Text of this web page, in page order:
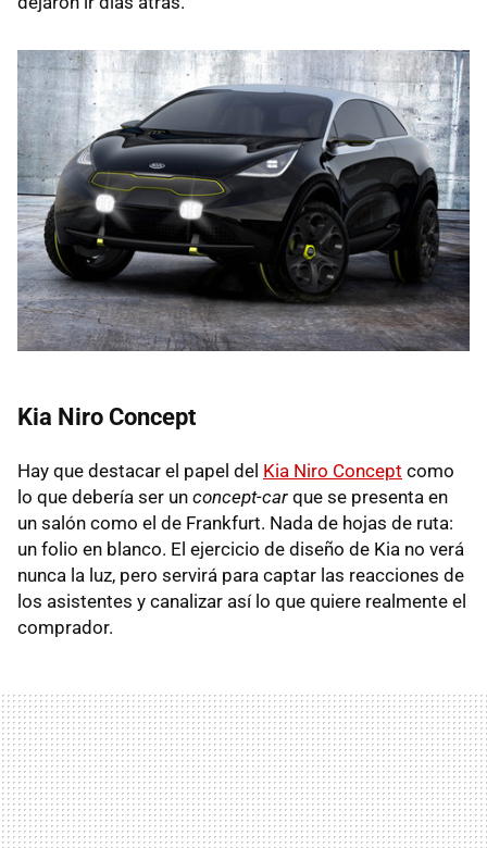
Kia Niro Concept
Hay que destacar el papel del Kia Niro Concept como
lo que debería ser un concept-car que se presenta en
un salón como el de Frankfurt. Nada de hojas de ruta:
un folio en blanco. El ejercicio de diseño de Kia no verá
nunca la luz, pero servirá para captar las reacciones de
los asistentes y canalizar así lo que quiere realmente el
comprador.